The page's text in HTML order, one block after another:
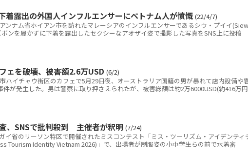
着露出の外国人インフルエンサーにベトナム人が憤慨 (22/4/7)
ンナム省ホイアン市を訪れたマレーシアのインフルエンサーであるシウ・プイイ(Siew
ンを履かずに下着を露出したセクシーなアオザイ姿で撮影した写真をSNS上に投稿
ェを破壊、被害額2.6万USD (6/2)
ハイチャウ街区のカフェで5月29日夜、オーストラリア国籍の男が暴れて店内設備や
件が発生した。男は警察に取り押さえられたが、被害総額は約2万6000USD(約416万
、SNSで批判殺到 主催者が釈明 (7/24)
イ省のリーソン特区で開催されたミスコンテスト「ミス・ツーリズム・アイデンティ
Tourism Identity Vietnam 2026)」で、出場者が制服姿の小中学生らの前で水着審